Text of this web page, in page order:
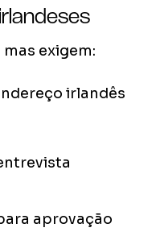
exigem:
irlandês
aprovação